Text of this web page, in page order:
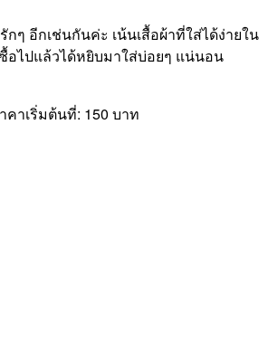
กๆ อีกเช่นกันค่ะ เน้นเสื้อผ้าที่ใส่ได้ง่ายใน
อไปแล้วได้หยิบมาใส่บ่อยๆ แน่นอน
คาเริ่มต้นที่: 150 บาท